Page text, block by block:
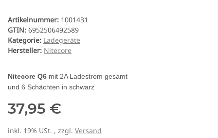
Artikelnummer: 1001431
GTIN: 6952506492589
Kategorie: Ladegeräte
Hersteller: Nitecore
Nitecore Q6 mit 2A Ladestrom gesamt
und 6 Schächten in schwarz
37,95 €
inkl. 19% USt. , zzgl. Versand